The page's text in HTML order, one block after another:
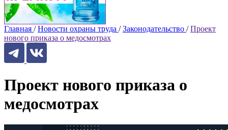
Главная / Новости охраны труда / Законодательство / Проект
нового приказа о медосмотрах
Проект нового приказа о
медосмотрах